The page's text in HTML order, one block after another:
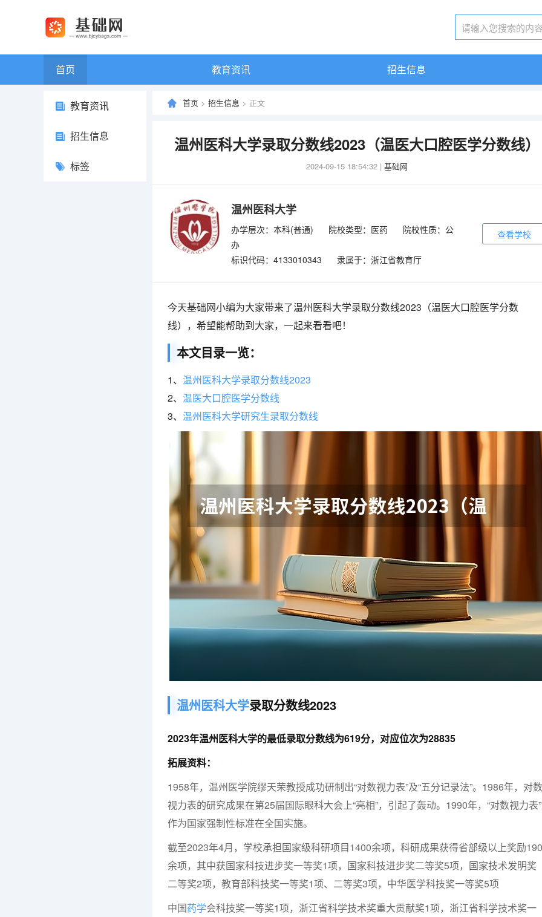
首页 教育资讯 招生信息
教育资讯
招生信息
标签
首页 > 招生信息 > 正文
温州医科大学录取分数线2023（温医大口腔医学分数线）
2024-09-15 18:54:32 | 基础网
温州医科大学
办学层次：本科(普通) 院校类型：医药
院校性质：公
办
标识代码：4133010343
隶属于：浙江省教育厅
查看学校
今天基础网小编为大家带来了温州医科大学录取分数线2023（温医大口腔医学分数
线），希望能帮助到大家，一起来看看吧！
本文目录一览：
1、 温州医科大学录取分数线2023
2、 温医大口腔医学分数线
3、 温州医科大学研究生录取分数线
温州医科大学录取分数线2023
2023年温州医科大学的最低录取分数线为619分，对应位次为28835
拓展资料：
1958年，温州医学院缪天荣教授成功研制出“对数视力表”及“五分记录法”。1986年，对数
视力表的研究成果在第25届国际眼科大会上“亮相”，引起了轰动。1990年，“对数视力表”
作为国家强制性标准在全国实施。
截至2023年4月，学校承担国家级科研项目1400余项，科研成果获得省部级以上奖励190
余项，其中获国家科技进步奖一等奖1项，国家科技进步奖二等奖5项，国家技术发明奖
二等奖2项，教育部科技奖一等奖1项、二等奖3项，中华医学科技奖一等奖5项
中国药学会科技奖一等奖1项，浙江省科学技术奖重大贡献奖1项，浙江省科学技术奖一